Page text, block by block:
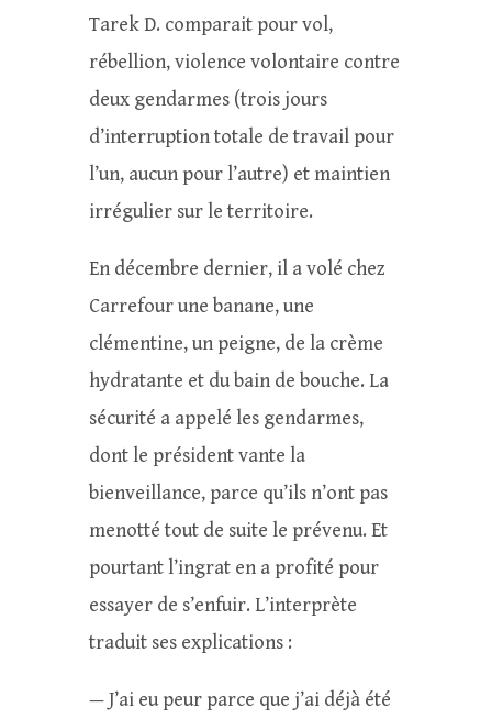
Tarek D. comparait pour vol,
rébellion, violence volontaire contre
deux gendarmes (trois jours
d’interruption totale de travail pour
l’un, aucun pour l’autre) et maintien
irrégulier sur le territoire.
En décembre dernier, il a volé chez
Carrefour une banane, une
clémentine, un peigne, de la crème
hydratante et du bain de bouche. La
sécurité a appelé les gendarmes,
dont le président vante la
bienveillance, parce qu’ils n’ont pas
menotté tout de suite le prévenu. Et
pourtant l’ingrat en a profité pour
essayer de s’enfuir. L’interprète
traduit ses explications :
— J’ai eu peur parce que j’ai déjà été